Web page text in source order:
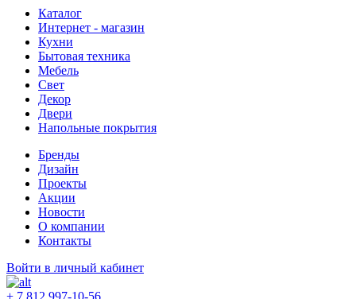
Каталог
Интернет - магазин
Кухни
Бытовая техника
Мебель
Свет
Декор
Двери
Напольные покрытия
Бренды
Дизайн
Проекты
Акции
Новости
О компании
Контакты
Войти в личный кабинет
+ 7 812 997-10-56